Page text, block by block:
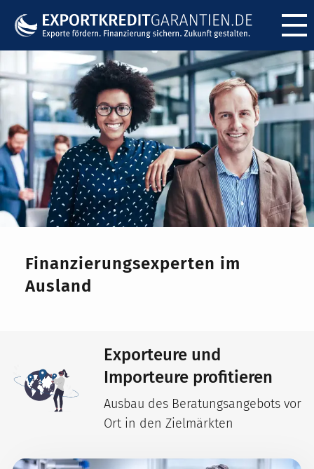
Finanzierungsexperten im
Ausland
Exporteure und
Importeure profitieren
Ausbau des Beratungsangebots vor
Ort in den Zielmärkten